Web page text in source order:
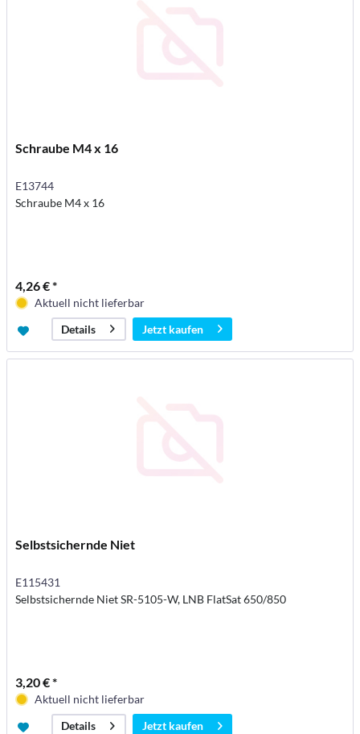
Schraube M4 x 16
E13744
Schraube M4 x 16
4,26 € *
Aktuell nicht lieferbar
Details
Jetzt kaufen
Selbstsichernde Niet
E115431
Selbstsichernde Niet SR-5105-W, LNB FlatSat 650/850
3,20 € *
Aktuell nicht lieferbar
Details
Jetzt kaufen